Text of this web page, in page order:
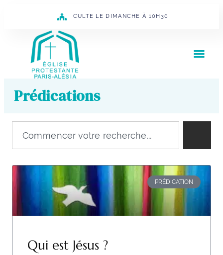
CULTE LE DIMANCHE À 10H30
Prédications
PRÉDICATION
Qui est Jésus ?